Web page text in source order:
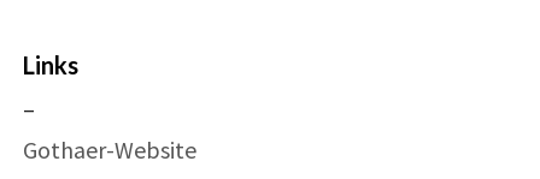
Links
–
Gothaer-Website